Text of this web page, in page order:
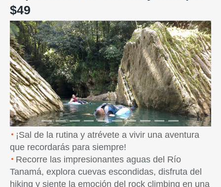
$49
Previous Next
¡Sal de la rutina y atrévete a vivir una aventura
que recordarás para siempre!
Recorre las impresionantes aguas del Río
Tanamá, explora cuevas escondidas, disfruta del
hiking y siente la emoción del rock climbing en una